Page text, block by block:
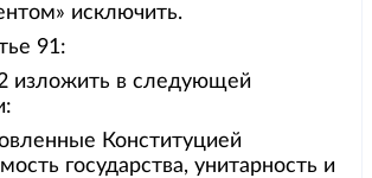
исключить.
91:
изложить в следующей
Конституцией
государства, унитарность и